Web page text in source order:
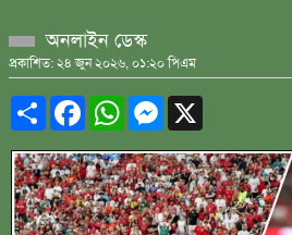
অনলাইন ডেস্ক
প্রকাশিত: ২৪ জুন ২০২৬, ০১:২০ পিএম
ShareFacebookWhatsAppMessenger